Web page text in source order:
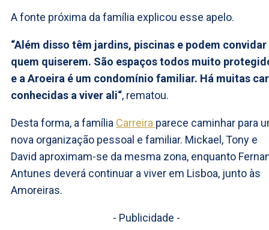
A fonte próxima da família explicou esse apelo.
“Além disso têm jardins, piscinas e podem convidar
quem quiserem. São espaços todos muito
e a Aroeira é um condomínio familiar. Há muitas
conhecidas a viver ali“, rematou.
Desta forma, a família Carreira parece caminhar para
nova organização pessoal e familiar. Mickael, Tony e
David aproximam-se da mesma zona, enquanto
Antunes deverá continuar a viver em Lisboa, junto às
Amoreiras.
- Publicidade -